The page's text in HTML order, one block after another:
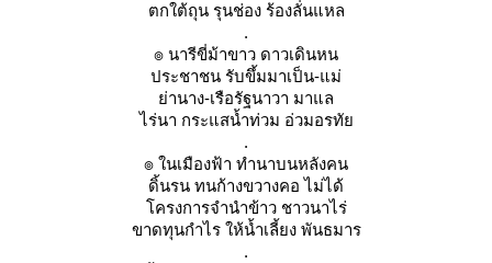
ตกใต้ถุน รุนช่อง ร้องลั่นแหล
.
๏ นารีขี่ม้าขาว ดาวเดินหน
ประชาชน รับขึ้มมาเป็น-แม่
่านาง-เรือรัฐนาวา มาแล
ไร่นา กระแสน้ำท่วม อ่วมอรทั
.
๏ ในเมืองฟ้า ทำนาบนหลังคน
ดิ้นรน ทนก้างขวางคอ ไม่ได้
ครงการจำนำข้าว ชาวนาไร่
ขาดทุนกำไร ให้น้ำเลี้ยง พันธมาร
.